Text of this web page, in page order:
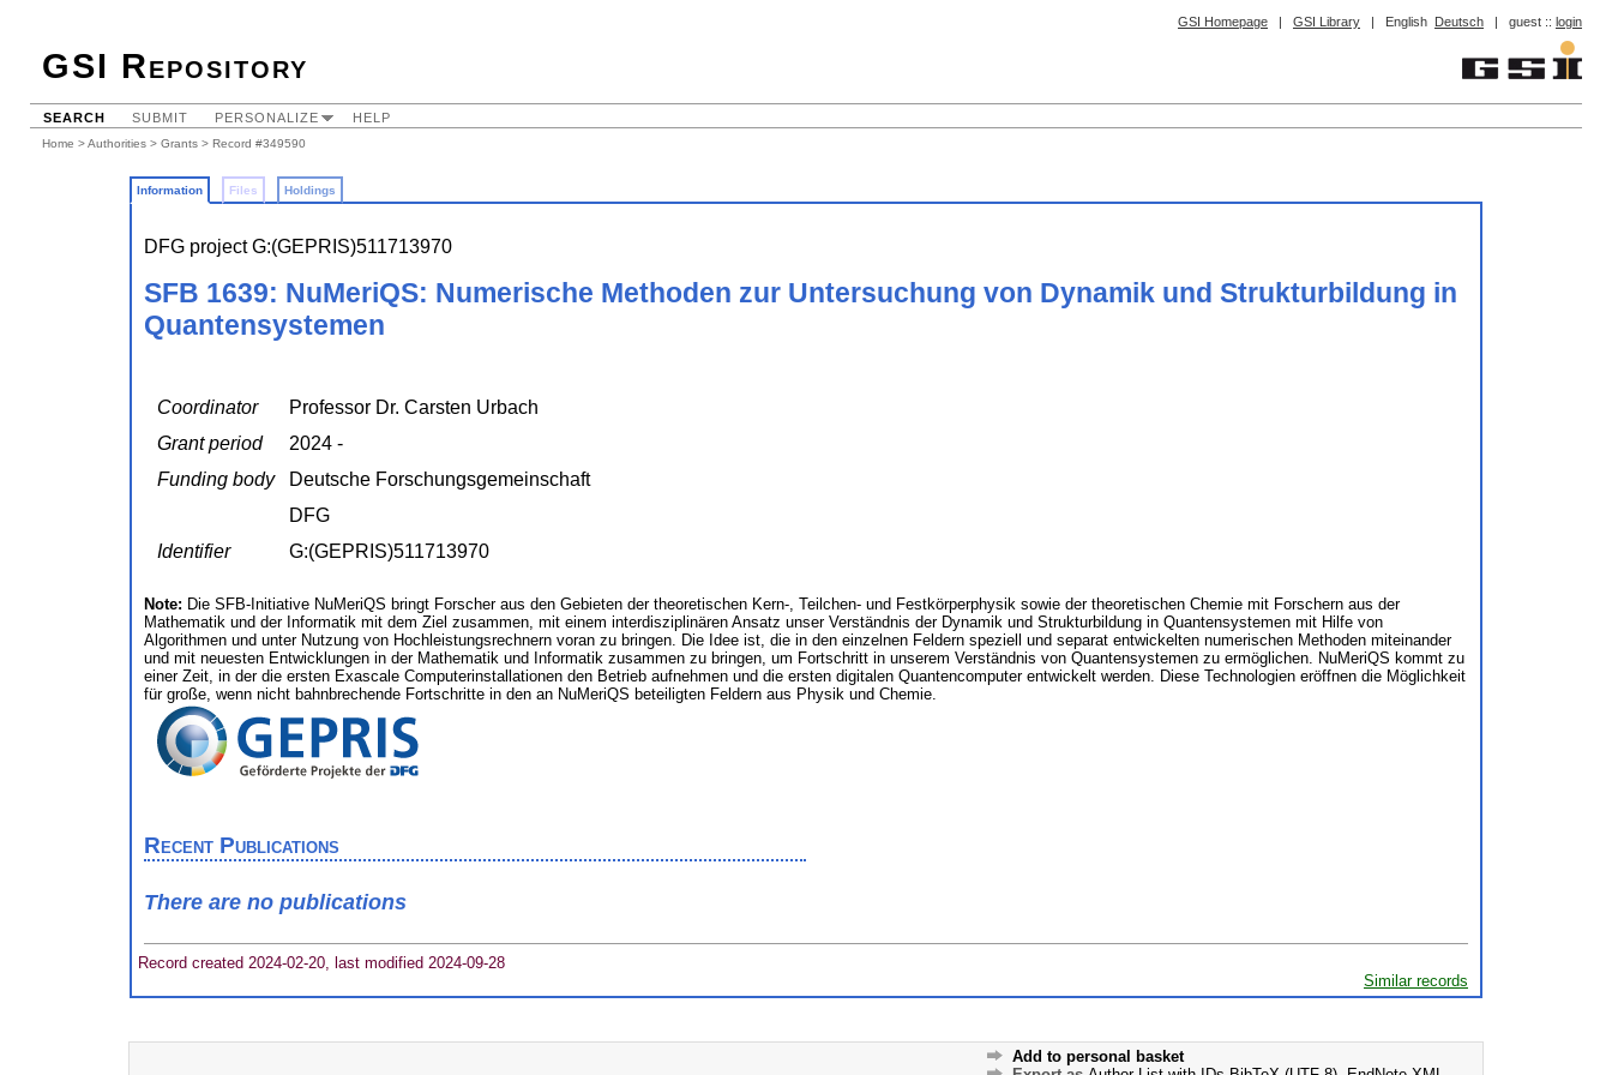
GSI Homepage | GSI Library | English Deutsch | guest :: login
GSI Repository
SEARCH SUBMIT PERSONALIZE HELP
Home >Authorities > Grants > Record #349590
Information Files Holdings
DFG project G:(GEPRIS)511713970
SFB 1639: NuMeriQS: Numerische Methoden zur Untersuchung von Dynamik und Strukturbildung in
Quantensystemen
Coordinator
Professor Dr. Carsten Urbach
Grant period
2024 -
Funding body
Deutsche Forschungsgemeinschaft
DFG
Identifier
G:(GEPRIS)511713970
Note: Die SFB-Initiative NuMeriQS bringt Forscher aus den Gebieten der theoretischen Kern-, Teilchen- und Festkörperphysik sowie der theoretischen Chemie mit Forschern aus der
Mathematik und der Informatik mit dem Ziel zusammen, mit einem interdisziplinären Ansatz unser Verständnis der Dynamik und Strukturbildung in Quantensystemen mit Hilfe von
Algorithmen und unter Nutzung von Hochleistungsrechnern voran zu bringen. Die Idee ist, die in den einzelnen Feldern speziell und separat entwickelten numerischen Methoden miteinander
und mit neuesten Entwicklungen in der Mathematik und Informatik zusammen zu bringen, um Fortschritt in unserem Verständnis von Quantensystemen zu ermöglichen. NuMeriQS kommt zu
einer Zeit, in der die ersten Exascale Computerinstallationen den Betrieb aufnehmen und die ersten digitalen Quantencomputer entwickelt werden. Diese Technologien eröffnen die Möglichkeit
für große, wenn nicht bahnbrechende Fortschritte in den an NuMeriQS beteiligten Feldern aus Physik und Chemie.
Recent Publications
There are no publications
Record created 2024-02-20, last modified 2024-09-28
Similar records
Add to personal basket